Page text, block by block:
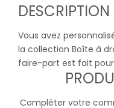
DESCRIPTION
Vous avez
la collection Boîte à
faire-part est fait
Compléter votre